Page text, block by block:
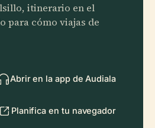
itinerario en el
para cómo viajas de
Abrir en la app de Audiala
Planifica en tu navegador